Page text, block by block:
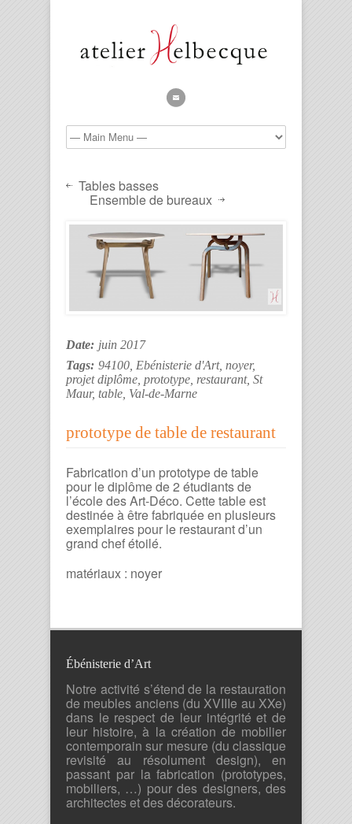
Tables basses
Ensemble de bureaux
Date: juin 2017
Tags: 94100 Ebénisterie d'Art, noyer,
projet diplôme prototype restaurant, St
Maur, table Val-de-Marne
prototype de table de restaurant
Fabrication d’un prototype de table
pour le diplôme de 2 étudiants de
l’école des Art-Déco. Cette table est
destinée à être fabriquée en plusieurs
exemplaires pour le restaurant d’un
grand chef étoilé.
matériaux : noyer
Ébénisterie d’Art
Notre activité s’étend de la restauration
de meubles anciens (du XVIIIe au XXe)
dans le respect de leur intégrité et de
leur histoire, à la création de mobilier
contemporain sur mesure (du classique
revisité au résolument design), en
passant par la fabrication (prototypes,
mobiliers, …) pour des designers, des
architectes et des décorateurs.